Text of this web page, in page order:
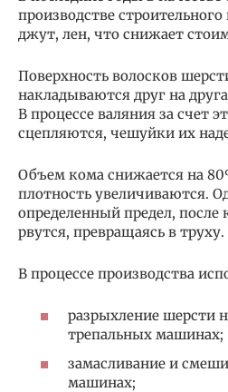
производстве
джут, лен, что снижает
Поверхность волосков
накладываются друг на
В процессе валяния за счет
сцепляются, чешуйки их
Объем кома снижается на
плотность увеличиваются.
определенный предел, после
рвутся, превращаясь в труху.
В процессе производства
разрыхление шерсти
трепальных машинах;
замасливание и
машинах;